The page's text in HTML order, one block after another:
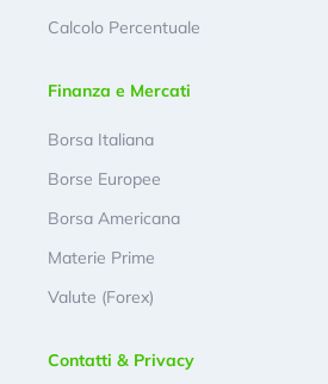
Calcolo Percentuale
Finanza e Mercati
Borsa Italiana
Borse Europee
Borsa Americana
Materie Prime
Valute (Forex)
Contatti & Privacy